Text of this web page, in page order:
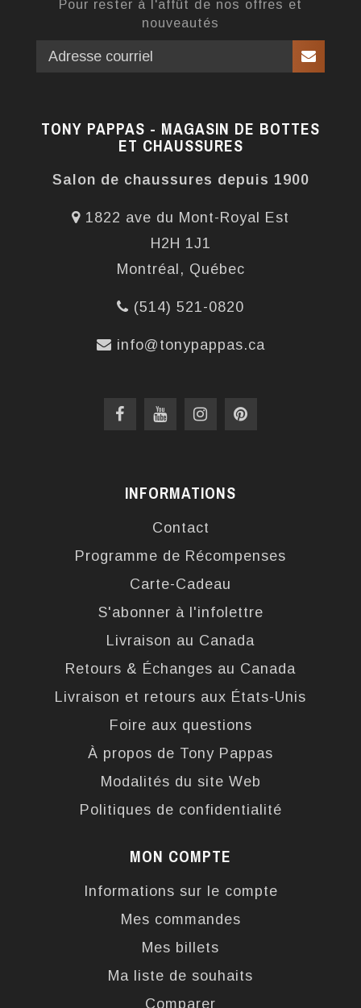
Pour rester à l'affût de nos offres et
nouveautés
TONY PAPPAS - MAGASIN DE BOTTES
ET CHAUSSURES
Salon de chaussures depuis 1900
1822 ave du Mont-Royal Est
H2H 1J1
Montréal, Québec
(514) 521-0820
info@tonypappas.ca
INFORMATIONS
Contact
Programme de Récompenses
Carte-Cadeau
S'abonner à l'infolettre
Livraison au Canada
Retours & Échanges au Canada
Livraison et retours aux États-Unis
Foire aux questions
À propos de Tony Pappas
Modalités du site Web
Politiques de confidentialité
MON COMPTE
Informations sur le compte
Mes commandes
Mes billets
Ma liste de souhaits
Comparer